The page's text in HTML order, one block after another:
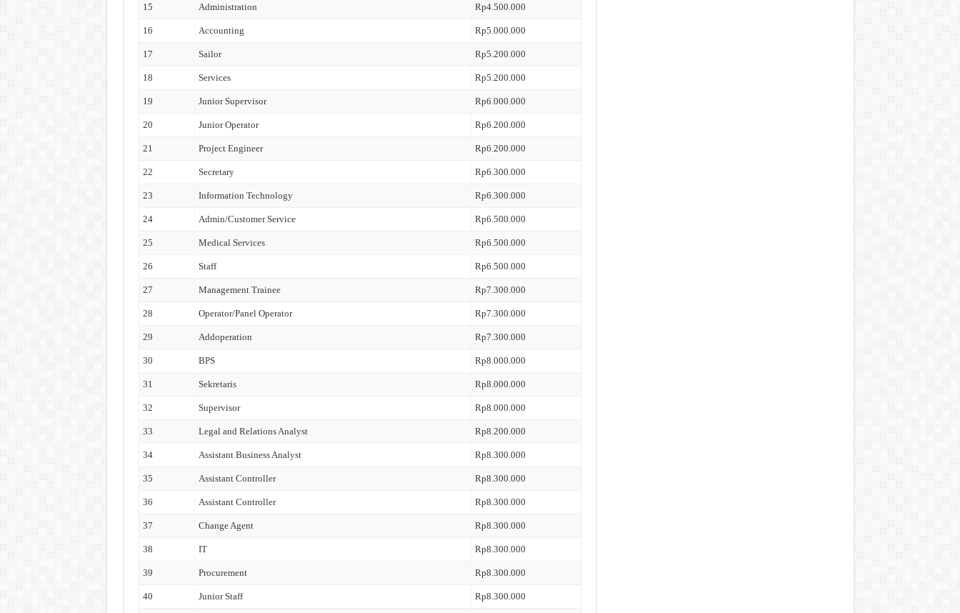
15 Administration Rp4.500.000
16 Accounting Rp5.000.000
17 Sailor Rp5.200.000
18 Services Rp5.200.000
19 Junior Supervisor Rp6.000.000
20 Junior Operator Rp6.200.000
21 Project Engineer Rp6.200.000
22 Secretary Rp6.300.000
23 Information Technology Rp6.300.000
24 Admin/Customer Service Rp6.500.000
25 Medical Services Rp6.500.000
26 Staff Rp6.500.000
27 Management Trainee Rp7.300.000
28 Operator/Panel Operator Rp7.300.000
29 Addoperation Rp7.300.000
30 BPS Rp8.000.000
31 Sekretaris Rp8.000.000
32 Supervisor Rp8.000.000
33 Legal and Relations Analyst Rp8.200.000
34 Assistant Business Analyst Rp8.300.000
35 Assistant Controller Rp8.300.000
36 Assistant Controller Rp8.300.000
37 Change Agent Rp8.300.000
38 IT Rp8.300.000
39 Procurement Rp8.300.000
40 Junior Staff Rp8.300.000